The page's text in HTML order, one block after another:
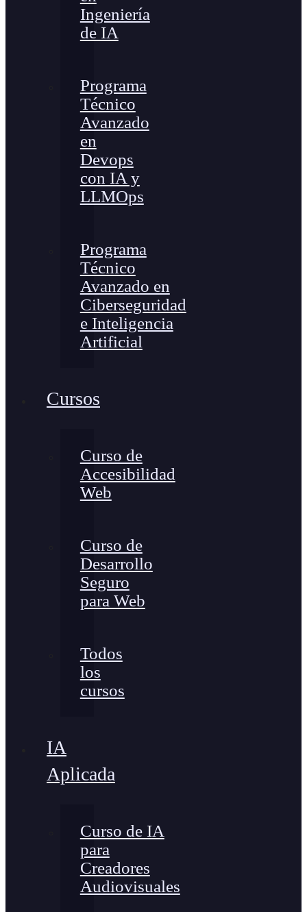
Ingeniería
de IA
Programa
Técnico
Avanzado
en
Devops
con IA y
LLMOps
Programa
Técnico
Avanzado en
Ciberseguridad
e Inteligencia
Artificial
Cursos
Curso de
Accesibilidad
Web
Curso de
Desarrollo
Seguro
para Web
Todos
los
cursos
IA
Aplicada
Curso de IA
para
Creadores
Audiovisuales